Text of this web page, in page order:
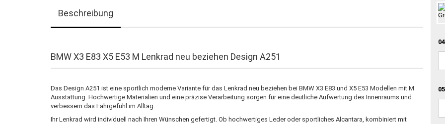
Beschreibung
BMW X3 E83 X5 E53 M Lenkrad neu beziehen Design A251
Das Design A251 ist eine sportlich moderne Variante für das Lenkrad neu beziehen bei BMW X3 E83 und X5 E53 Modellen mit M
Ausstattung. Hochwertige Materialien und eine präzise Verarbeitung sorgen für eine deutliche Aufwertung des Innenraums und
verbessern das Fahrgefühl im Alltag.
Ihr Lenkrad wird individuell nach Ihren Wünschen gefertigt. Ob hochwertiges Leder oder sportliches Alcantara, kombiniert mit